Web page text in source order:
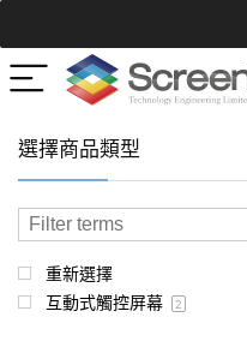
選擇商品類型
重新選擇
互動式觸控屏幕
2